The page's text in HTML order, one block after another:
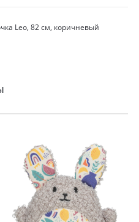
Leo, 82 см, коричневый